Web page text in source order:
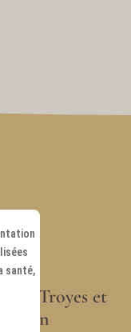
sur Troyes et
santé,